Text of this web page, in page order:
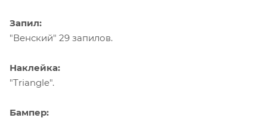
Запил:
"Венский" 29 запилов.
Наклейка:
"Triangle".
Бампер: